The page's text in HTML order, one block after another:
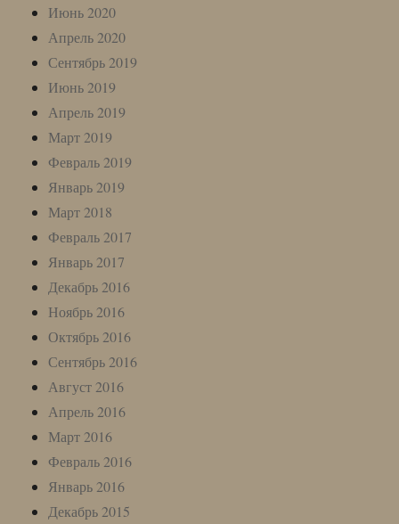
Июнь 2020
Апрель 2020
Сентябрь 2019
Июнь 2019
Апрель 2019
Март 2019
Февраль 2019
Январь 2019
Март 2018
Февраль 2017
Январь 2017
Декабрь 2016
Ноябрь 2016
Октябрь 2016
Сентябрь 2016
Август 2016
Апрель 2016
Март 2016
Февраль 2016
Январь 2016
Декабрь 2015